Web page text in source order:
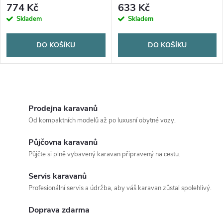
774 Kč
Skladem
DO KOŠÍKU
633 Kč
Skladem
DO KOŠÍKU
Prodejna karavanů
Od kompaktních modelů až po luxusní obytné vozy.
Půjčovna karavanů
Půjčte si plně vybavený karavan připravený na cestu.
Servis karavanů
Profesionální servis a údržba, aby váš karavan zůstal spolehlivý.
Doprava zdarma